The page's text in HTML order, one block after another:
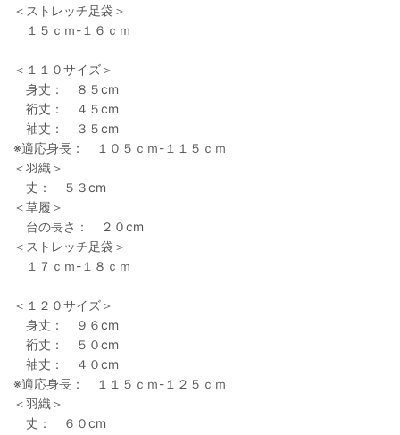
＜ストレッチ足袋＞
１５ｃｍ-１６ｃｍ
＜１１０サイズ＞
身丈： ８５cm
裄丈： ４５cm
袖丈： ３５cm
※適応身長： １０５ｃｍ-１１５ｃｍ
＜羽織＞
丈： ５３cm
＜草履＞
台の長さ： ２０cm
＜ストレッチ足袋＞
１７ｃｍ-１８ｃｍ
＜１２０サイズ＞
身丈： ９６cm
裄丈： ５０cm
袖丈： ４０cm
※適応身長： １１５ｃｍ-１２５ｃｍ
＜羽織＞
丈： ６０cm